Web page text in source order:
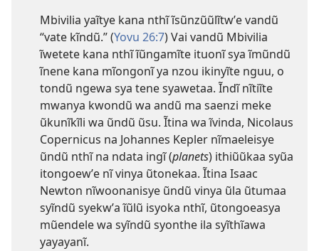
Mbivilia yaĩtye kana nthĩ ĩsũnzũũlĩtwʼe vandũ
“vate kĩndũ.” (Yovu 26:7) Vai vandũ Mbivilia
ĩwetete kana nthĩ ĩũngamĩte ituonĩ sya ĩmũndũ
ĩnene kana mĩongonĩ ya nzou ikinyĩte nguu, o
tondũ ngewa sya tene syawetaa. Ĩndĩ nĩtiĩte
mwanya kwondũ wa andũ ma saenzi meke
ũkunĩkĩli wa ũndũ ũsu. Ĩtina wa ĩvinda, Nicolaus
Copernicus na Johannes Kepler nĩmaeleisye
ũndũ nthĩ na ndata ingĩ (planets) ithiũũkaa syũa
itongoewʼe nĩ vinya ũtonekaa. Ĩtina Isaac
Newton nĩwoonanisye ũndũ vinya ũla ũtumaa
syĩndũ syekwʼa ĩũlũ isyoka nthĩ, ũtongoeasya
mũendele wa syĩndũ syonthe ila syĩthĩawa
yayayanĩ.